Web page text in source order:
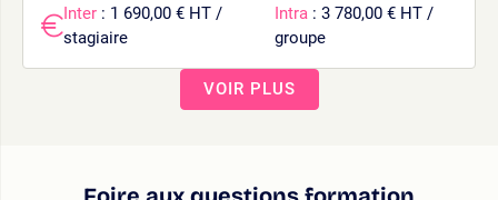
Inter : 1 690,00 € HT /
stagiaire
Intra : 3 780,00 € HT /
groupe
VOIR PLUS